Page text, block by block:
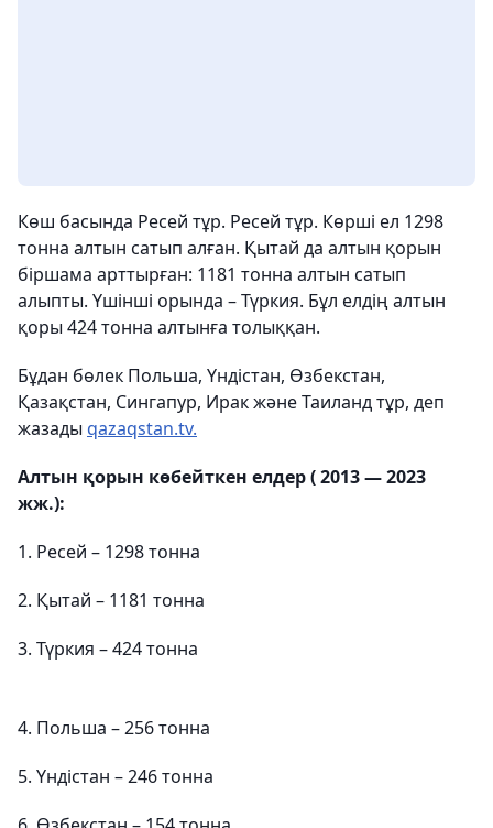
Көш басында Ресей тұр. Ресей тұр. Көрші ел 1298
тонна алтын сатып алған. Қытай да алтын қорын
біршама арттырған: 1181 тонна алтын сатып
алыпты. Үшінші орында – Түркия. Бұл елдің алтын
қоры 424 тонна алтынға толыққан.
Бұдан бөлек Польша, Үндістан, Өзбекстан,
Қазақстан, Сингапур, Ирак және Таиланд тұр, деп
жазады qazaqstan.tv.
Алтын қорын көбейткен елдер ( 2013 — 2023
жж.):
1. Ресей – 1298 тонна
2. Қытай – 1181 тонна
3. Түркия – 424 тонна
4. Польша – 256 тонна
5. Үндістан – 246 тонна